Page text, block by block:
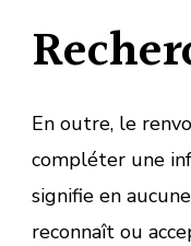
En outre, le
compléter une
signifie en
reconnaît ou